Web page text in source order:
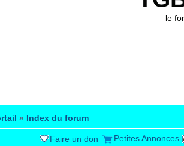
le
» Index du forum
Faire un don Petites Annonces